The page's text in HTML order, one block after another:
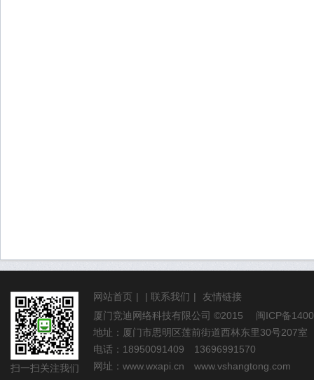
扫一扫关注我们
网站首页 | | 联系我们 |
友情链接
厦门竞迪网络科技有限公司 ©2015 闽ICP备
地址：厦门市思明区莲前街道西林东里30号207室
电话：18950091409 13696991570
网址： www.wxapi.cn www.vshangtong.com